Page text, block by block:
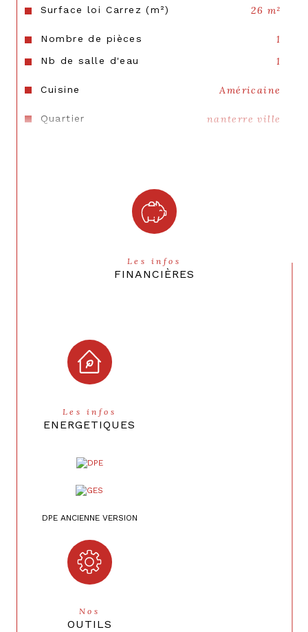
Surface loi Carrez (m²) 26 m²
Nombre de pièces 1
Nb de salle d'eau 1
Cuisine Américaine
Quartier nanterre ville
Les infos
FINANCIÈRES
Les infos
ENERGETIQUES
DPE ANCIENNE VERSION
Nos
OUTILS